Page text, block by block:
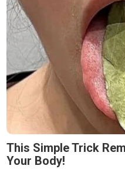
This Simple Trick
Your Body!